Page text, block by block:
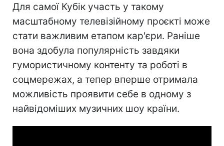
Для самої Кубік участь у такому
масштабному телевізійному проєкті може
стати важливим етапом кар'єри. Раніше
вона здобула популярність завдяки
гумористичному контенту та роботі в
соцмережах, а тепер вперше отримала
можливість проявити себе в одному з
найвідоміших музичних шоу країни.